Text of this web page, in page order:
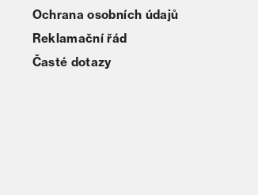
Ochrana osobních údajů
Reklamační řád
Časté dotazy